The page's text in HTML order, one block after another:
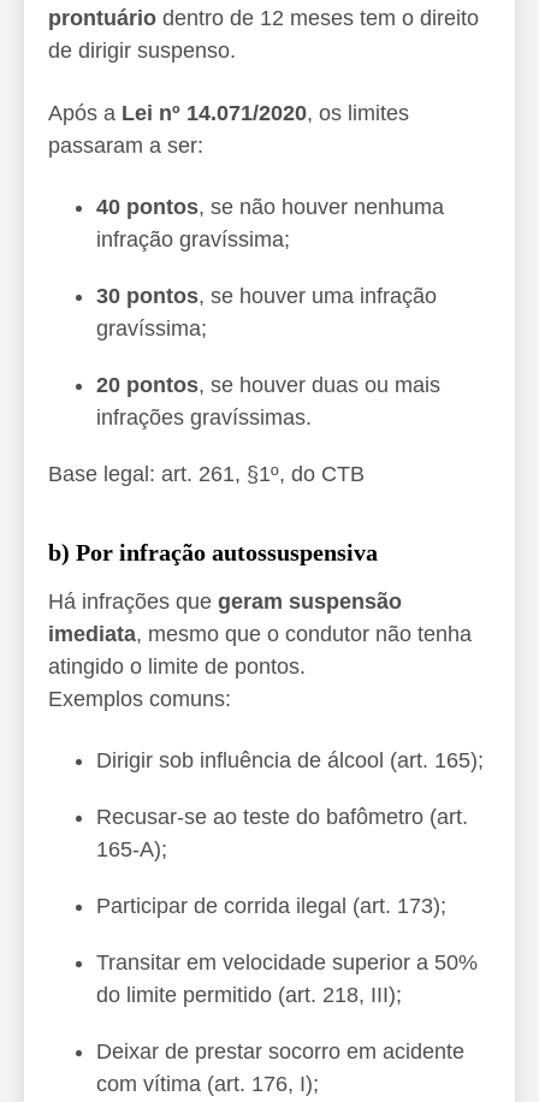
prontuário dentro de 12 meses tem o direito
de dirigir suspenso.
Após a Lei nº 14.071/2020, os limites
passaram a ser:
40 pontos, se não houver nenhuma
infração gravíssima;
30 pontos, se houver uma infração
gravíssima;
20 pontos, se houver duas ou mais
infrações gravíssimas.
Base legal: art. 261, §1º, do CTB
b) Por infração autossuspensiva
Há infrações que geram suspensão
imediata, mesmo que o condutor não tenha
atingido o limite de pontos.
Exemplos comuns:
Dirigir sob influência de álcool (art. 165);
Recusar-se ao teste do bafômetro (art.
165-A);
Participar de corrida ilegal (art. 173);
Transitar em velocidade superior a 50%
do limite permitido (art. 218, III);
Deixar de prestar socorro em acidente
com vítima (art. 176, I);